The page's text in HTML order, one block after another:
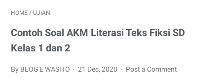
HOME / UJIAN
Contoh Soal AKM Literasi Teks Fiksi SD
Kelas 1 dan 2
By BLOG'E WASITO 21 Dec, 2020 Post a Comment